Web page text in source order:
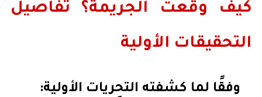
كيف وقعت الجريمة؟ تفاصيل
التحقيقات الأولية
وفقًا لما كشفته التحريات الأولية: